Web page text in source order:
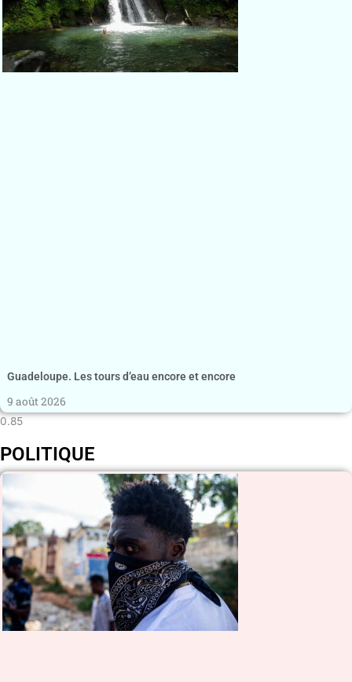
Guadeloupe. Les tours d’eau encore et encore
9 août 2026
POLITIQUE